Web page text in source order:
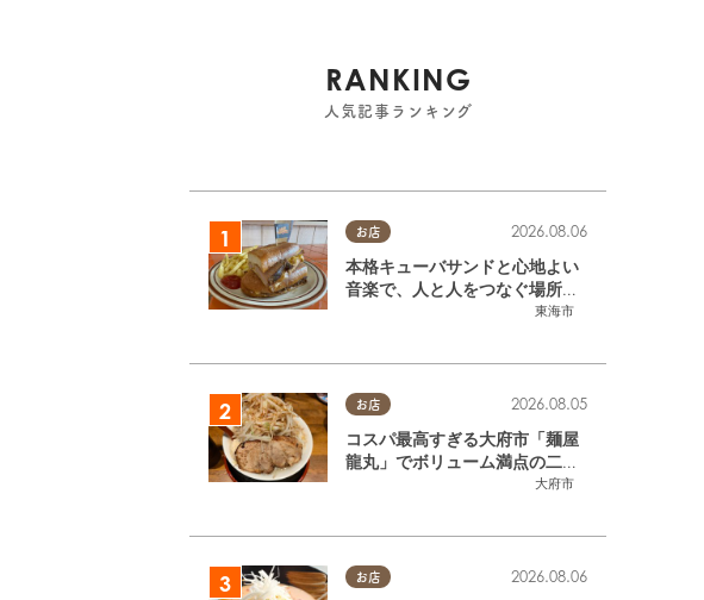
RANKING
人気記事ランキング
お店
東海市
2026.08.06
本格キューバサンドと心地よい
音楽で、人と人をつなぐ場所。
東海市「JAMMIN'STANDHOU
お店
大府市
2026.08.05
コスパ最高すぎる大府市「麺屋
龍丸」でボリューム満点の二郎
系ラーメンを堪能してきた
お店 2026.08.06